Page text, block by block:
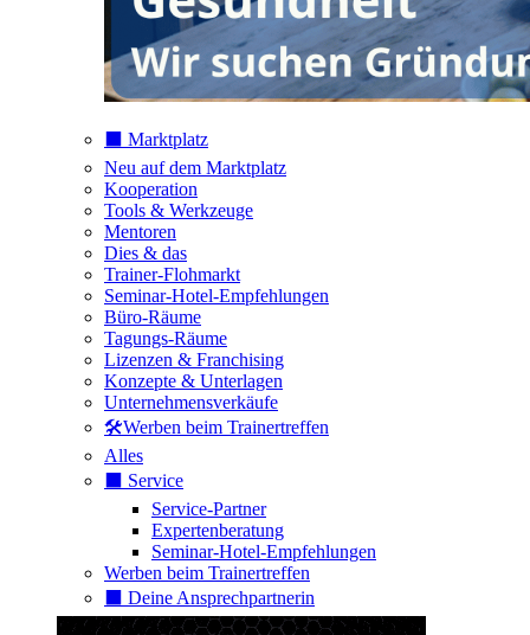
⬛️ Marktplatz
Neu auf dem Marktplatz
Kooperation
Tools & Werkzeuge
Mentoren
Dies & das
Trainer-Flohmarkt
Seminar-Hotel-Empfehlungen
Büro-Räume
Tagungs-Räume
Lizenzen & Franchising
Konzepte & Unterlagen
Unternehmensverkäufe
🛠️Werben beim Trainertreffen
Alles
⬛️ Service
Service-Partner
Expertenberatung
Seminar-Hotel-Empfehlungen
Werben beim Trainertreffen
⬛️ Deine Ansprechpartnerin